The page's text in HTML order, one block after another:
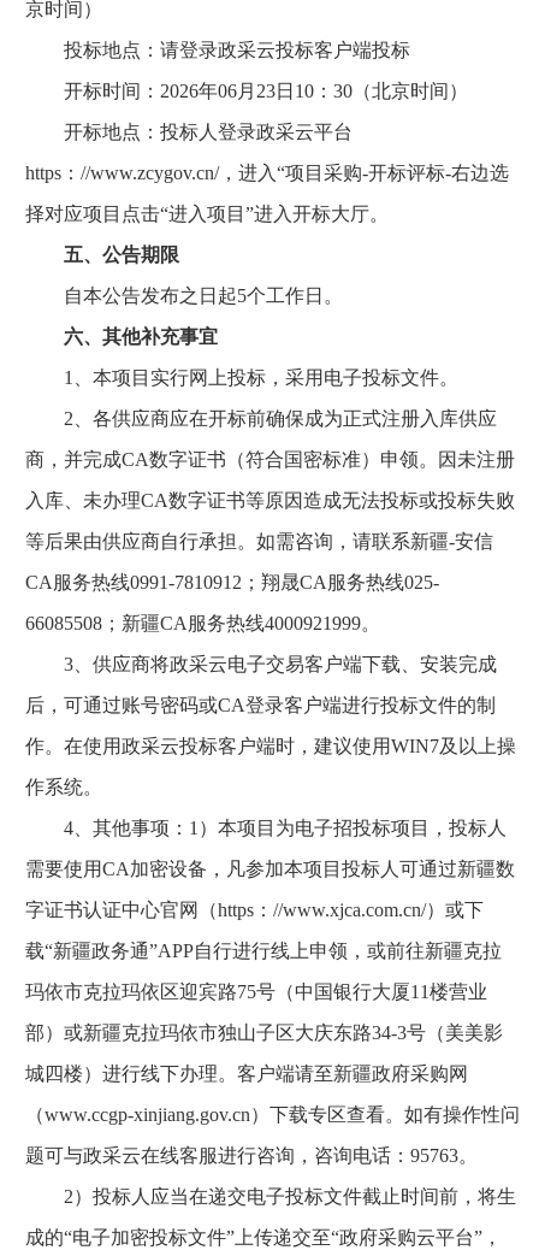
京时间）
投标地点：请登录政采云投标客户端投标
开标时间：2026年06月23日10：30（北京时间）
开标地点：投标人登录政采云平台
https：//www.zcygov.cn/，进入“项目采购-开标评标-右边选
择对应项目点击“进入项目”进入开标大厅。
五、公告期限
自本公告发布之日起5个工作日。
六、其他补充事宜
1、本项目实行网上投标，采用电子投标文件。
2、各供应商应在开标前确保成为正式注册入库供应
商，并完成CA数字证书（符合国密标准）申领。因未注册
入库、未办理CA数字证书等原因造成无法投标或投标失败
等后果由供应商自行承担。如需咨询，请联系新疆-安信
CA服务热线0991-7810912；翔晟CA服务热线025-
66085508；新疆CA服务热线4000921999。
3、供应商将政采云电子交易客户端下载、安装完成
后，可通过账号密码或CA登录客户端进行投标文件的制
作。在使用政采云投标客户端时，建议使用WIN7及以上操
作系统。
4、其他事项：1）本项目为电子招投标项目，投标人
需要使用CA加密设备，凡参加本项目投标人可通过新疆数
字证书认证中心官网（https：//www.xjca.com.cn/）或下
载“新疆政务通”APP自行进行线上申领，或前往新疆克拉
玛依市克拉玛依区迎宾路75号（中国银行大厦11楼营业
部）或新疆克拉玛依市独山子区大庆东路34-3号（美美影
城四楼）进行线下办理。客户端请至新疆政府采购网
（www.ccgp-xinjiang.gov.cn）下载专区查看。如有操作性问
题可与政采云在线客服进行咨询，咨询电话：95763。
2）投标人应当在递交电子投标文件截止时间前，将生
成的“电子加密投标文件”上传递交至“政府采购云平台”，